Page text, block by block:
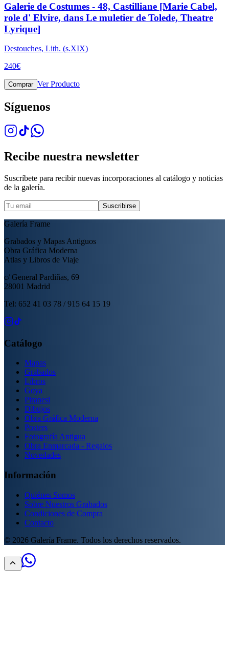
Galerie de Costumes - 48, Castilliane [Marie Cabel,
role d' Elvire, dans Le muletier de Tolede, Theatre
Lyrique]
Destouches, Lith. (s.XIX)
240€
Comprar Ver Producto
Síguenos
Recibe nuestra newsletter
Suscríbete para recibir nuevas incorporaciones al catálogo y noticias
de la galería.
Suscribirse
Galería Frame
Grabados y Mapas Antiguos
Obra Gráfica Moderna
Atlas y Libros de Viaje
c/ General Pardiñas, 69
28001 Madrid
Tel: 652 41 03 78 / 915 64 15 19
Catálogo
Mapas
Grabados
Libros
Goya
Piranesi
Dibujos
Obra Gráfica Moderna
Posters
Fotografía Antigua
Obra Enmarcada - Regalos
Novedades
Información
Quiénes Somos
Sobre Nuestros Grabados
Condiciones de Compra
Contacto
© 2026 Galería Frame. Todos los derechos reservados.